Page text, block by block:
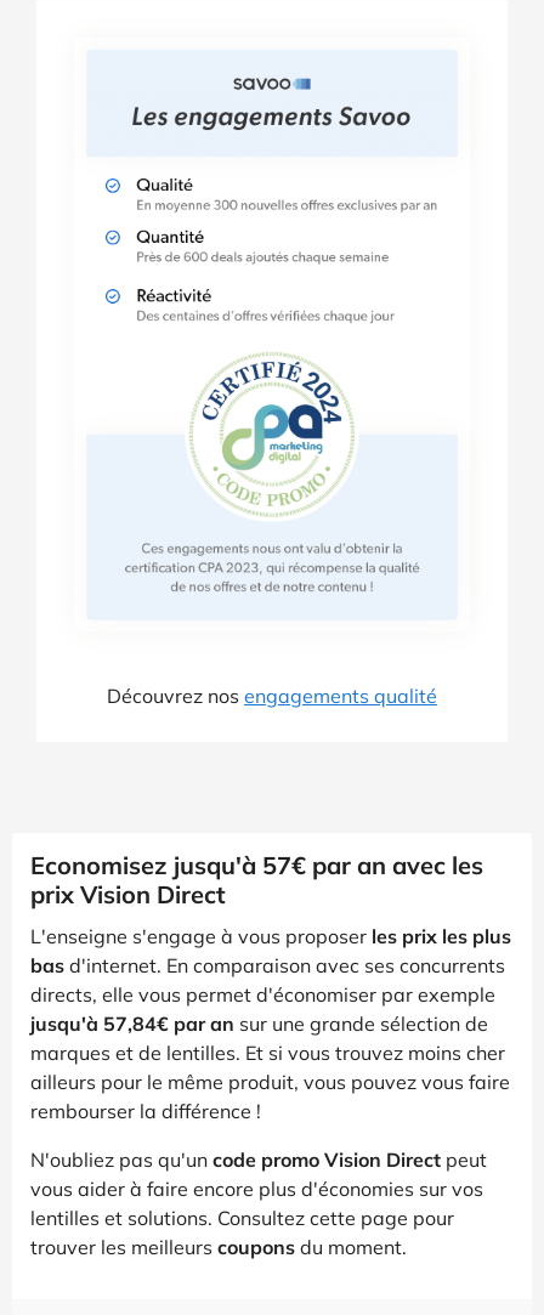
Découvrez nos engagements qualité
Economisez jusqu'à 57€ par an avec les
prix Vision Direct
L'enseigne s'engage à vous proposer les prix les plus
bas d'internet. En comparaison avec ses concurrents
directs, elle vous permet d'économiser par exemple
jusqu'à 57,84€ par an sur une grande sélection de
marques et de lentilles. Et si vous trouvez moins cher
ailleurs pour le même produit, vous pouvez vous faire
rembourser la différence !
N'oubliez pas qu'un code promo Vision Direct peut
vous aider à faire encore plus d'économies sur vos
lentilles et solutions. Consultez cette page pour
trouver les meilleurs coupons du moment.